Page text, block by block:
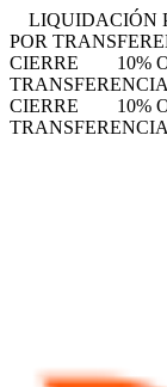
LIQUIDACIÓN
POR
CIERRE
10%
TRANSFERENCIA
CIERRE
10%
TRANSFERENCIA